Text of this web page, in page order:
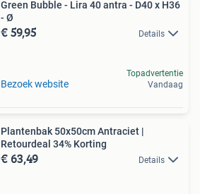
Green Bubble - Lira 40 antra - D40 x H36
- Ø
€ 59,95 Details
Bezoek website
Topadvertentie
Vandaag
Plantenbak 50x50cm Antraciet |
Retourdeal 34% Korting
€ 63,49 Details